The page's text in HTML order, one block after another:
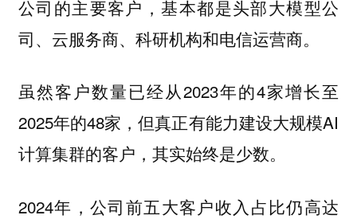
公司的主要客户，基本都是头部大模型公
司、云服务商、科研机构和电信运营商。
虽然客户数量已经从2023年的4家增长至
2025年的48家，但真正有能力建设大规模AI
计算集群的客户，其实始终是少数。
2024年，公司前五大客户收入占比仍高达